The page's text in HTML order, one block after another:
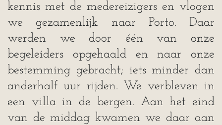
kennis met de medereizigers en vlogen
we gezamenlijk naar Porto. Daar
werden we door één van onze
begeleiders opgehaald en naar onze
bestemming gebracht; iets minder dan
anderhalf uur rijden. We verbleven in
een villa in de bergen. Aan het eind
van de middag kwamen we daar aan